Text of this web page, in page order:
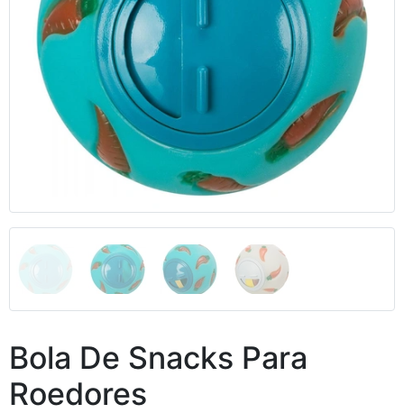
Anterior
Bola De Snacks Para
Roedores